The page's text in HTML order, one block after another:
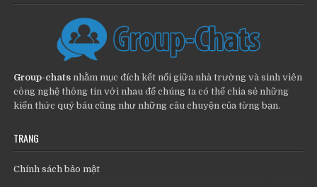
Group-chats nhằm mục đích kết nối giữa nhà trường và sinh viên
công nghệ thông tin với nhau để chúng ta có thể chia sẻ những
kiến thức quý báu cũng như những câu chuyện của từng bạn.
TRANG
Chính sách bảo mật